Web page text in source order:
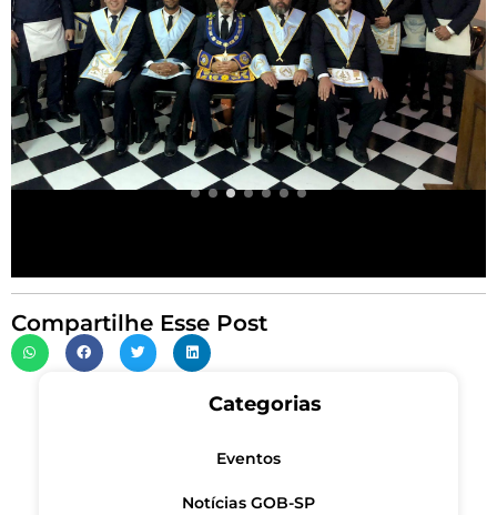
Compartilhe Esse Post
Categorias
Eventos
Notícias GOB-SP